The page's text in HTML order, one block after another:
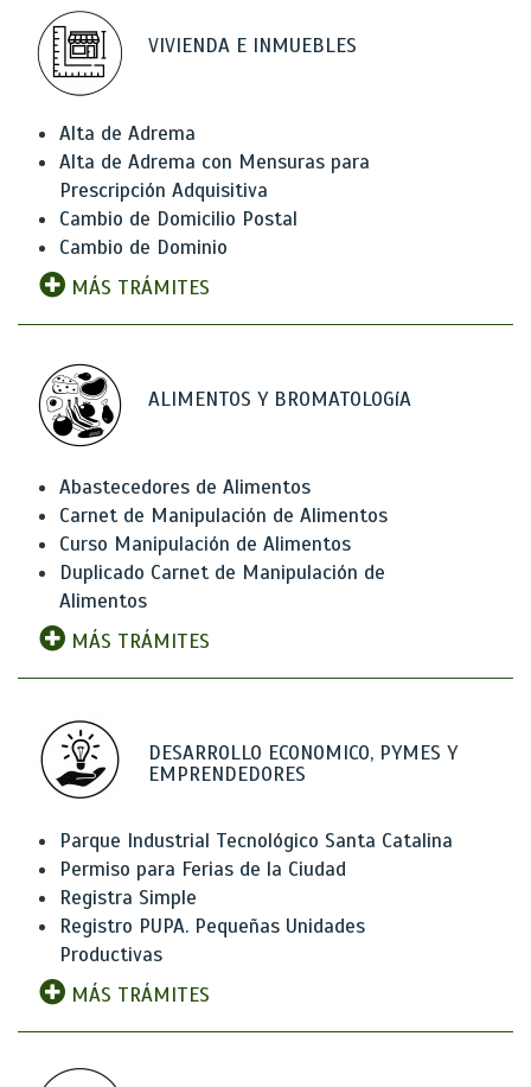
VIVIENDA E INMUEBLES
Alta de Adrema
Alta de Adrema con Mensuras para
Prescripción Adquisitiva
Cambio de Domicilio Postal
Cambio de Dominio
MÁS TRÁMITES
ALIMENTOS Y BROMATOLOGíA
Abastecedores de Alimentos
Carnet de Manipulación de Alimentos
Curso Manipulación de Alimentos
Duplicado Carnet de Manipulación de
Alimentos
MÁS TRÁMITES
DESARROLLO ECONOMICO, PYMES Y
EMPRENDEDORES
Parque Industrial Tecnológico Santa Catalina
Permiso para Ferias de la Ciudad
Registra Simple
Registro PUPA. Pequeñas Unidades
Productivas
MÁS TRÁMITES